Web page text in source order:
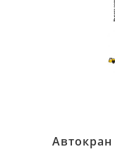
Автокран